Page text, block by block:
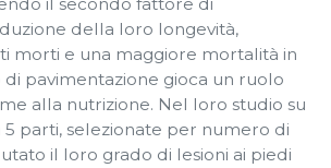
della loro longevità,
morti e una maggiore mortalità in
di pavimentazione gioca un ruolo
alla nutrizione. Nel loro studio su
5 parti, selezionate per numero di
il loro grado di lesioni ai piedi